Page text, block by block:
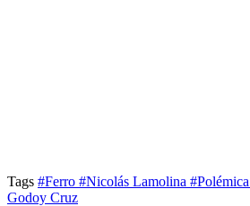
Tags #Ferro #Nicolás Lamolina #Polémica
Godoy Cruz